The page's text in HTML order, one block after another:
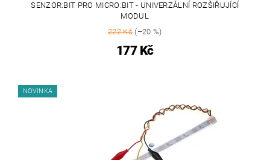
SENZOR:BIT PRO MICRO:BIT - UNIVERZÁLNÍ ROZŠIŘUJÍCÍ
MODUL
222 Kč(–20 %)
177 Kč
NOVINKA